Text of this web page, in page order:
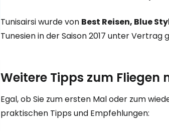
Tunisairsi wurde von Best Reisen, Blue
Tunesien in der Saison 2017 unter Vertrag
Weitere Tipps zum Fliegen
Egal, ob Sie zum ersten Mal oder zum
praktischen Tipps und Empfehlungen: